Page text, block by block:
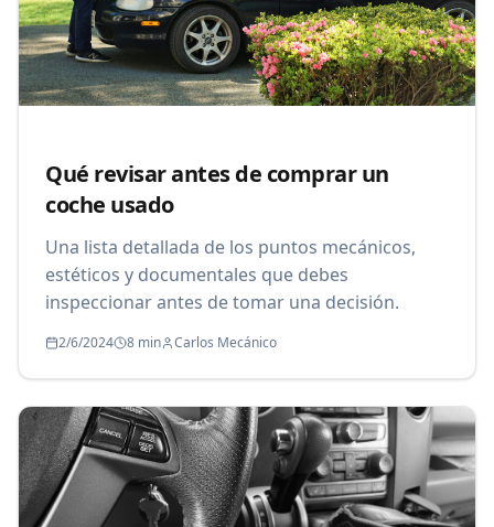
Qué revisar antes de comprar un
coche usado
Una lista detallada de los puntos mecánicos,
estéticos y documentales que debes
inspeccionar antes de tomar una decisión.
2/6/2024 8 min Carlos Mecánico